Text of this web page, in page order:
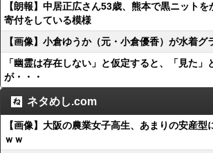
【朗報】中居正広さん53歳、熊本で黒ニット
寄付をしている模様
【画像】小倉ゆうか（元・小倉優香）が水着グ
「幽霊は存在しない」と仮定すると、「見た」
が・・・
ネタめし.com
【画像】大阪の農業女子高生、あまりの安産型
ｗｗ